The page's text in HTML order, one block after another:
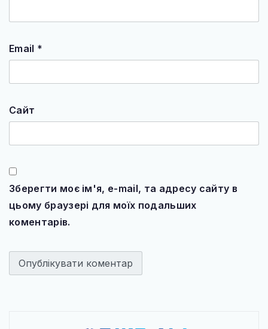
Email *
Сайт
Зберегти моє ім'я, e-mail, та адресу сайту в
цьому браузері для моїх подальших
коментарів.